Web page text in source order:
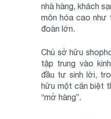
nhà hàng, khách
môn hóa cao như
đoàn lớn.
Chủ sở hữu
tập trung vào
đầu tư sinh lời,
hữu một căn biệt
“mở hàng”.